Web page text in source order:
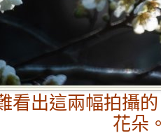
看出這兩幅拍攝
花朵